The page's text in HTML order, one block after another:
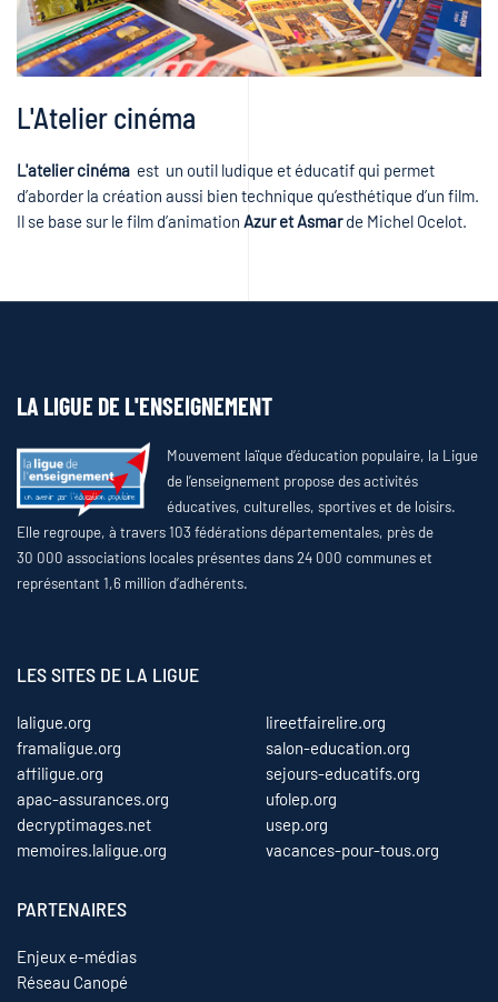
L'Atelier cinéma
L'atelier cinéma est un outil ludique et éducatif qui permet
d’aborder la création aussi bien technique qu’esthétique d’un film.
Il se base sur le film d’animation Azur et Asmarde Michel Ocelot.
LA LIGUE DE L'ENSEIGNEMENT
Mouvement laïque d’éducation populaire, la Ligue
de l’enseignement propose des activités
éducatives, culturelles, sportives et de loisirs.
Elle regroupe, à travers 103 fédérations départementales, près de
30 000 associations locales présentes dans 24 000 communes et
représentant 1,6 million d’adhérents.
LES SITES DE LA LIGUE
laligue.org
framaligue.org
affiligue.org
apac-assurances.org
decryptimages.net
memoires.laligue.org
lireetfairelire.org
salon-education.org
sejours-educatifs.org
ufolep.org
usep.org
vacances-pour-tous.org
PARTENAIRES
Enjeux e-médias
Réseau Canopé